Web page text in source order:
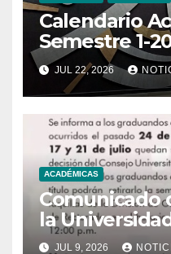
Calendario
Semestre 1-
JUL 22, 2026
ACADÉMICAS
Comunicado
la
Venezuela
JUL 9, 2026